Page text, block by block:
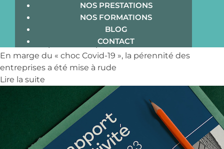
NOS PRESTATIONS
NOS FORMATIONS
BLOG
CONTACT
29 novembre 2023 Dominique Sergent
Aucun commentaire
Voyage au cœur des marques, ou comment les «
univers d’expériences » peuvent accélérer le business…
En marge du « choc Covid-19 », la pérennité des
entreprises a été mise à rude
Lire la suite